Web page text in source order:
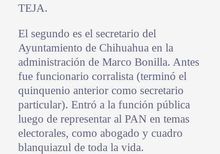
TEJA.
El segundo es el secretario del
Ayuntamiento de Chihuahua en la
administración de Marco Bonilla. Antes
fue funcionario corralista (terminó el
quinquenio anterior como secretario
particular). Entró a la función pública
luego de representar al PAN en temas
electorales, como abogado y cuadro
blanquiazul de toda la vida.